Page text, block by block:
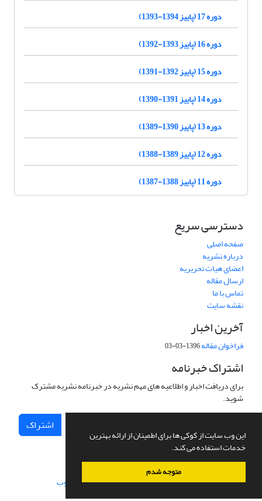
این وب سایت از کوکی ها برای اطمینان از ارائه بهترین
خدمات استفاده می کند.
متوجه شدم
دوره 17 (پاییز 1394-1393)
دوره 16 (پاییز 1393-1392)
دوره 15 (پاییز 1392-1391)
دوره 14 (پاییز 1391-1390)
دوره 13 (پاییز 1390-1389)
دوره 12 (پاییز 1389-1388)
دوره 11 (پاییز 1388-1387)
دسترسی سریع
صفحه اصلی
درباره نشریه
اعضای هیات تحریریه
ارسال مقاله
تماس با ما
نقشه سایت
آخرین اخبار
فراخوان مقاله1396-03-03
اشتراک خبرنامه
برای دریافت اخبار و اطلاعیه های مهم نشریه در خبرنامه نشریه مشترک
شوید.
اشتراک
سامانه مدیریت نشریات علمی.طراحی و پیاده سازی از سیناوب